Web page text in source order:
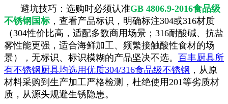
避坑技巧：选购时必须认准GB 4806.9-2016食品级
不锈钢国标，查看产品标识，明确标注304或316材质
（304性价比高，适配多数商用场景；316耐酸碱、抗盐
雾性能更强，适合海鲜加工、频繁接触酸性食材的场
景），无标识、标识模糊的产品坚决不选。 百丰厨具所
有不锈钢厨具均选用优质304/316食品级不锈钢 ，从原
材料采购到生产加工严格检测，杜绝使用201等劣质材
质，从源头规避生锈隐患。